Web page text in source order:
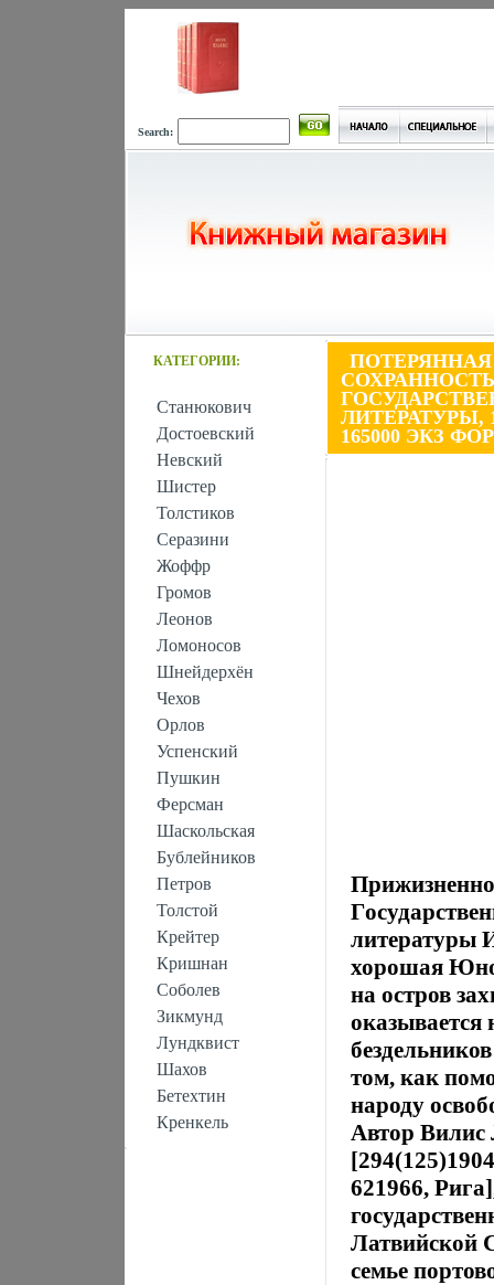
Search:
КАТЕГОРИИ:
Станюкович
Достоевский
Невский
Шистер
Толстиков
Серазини
Жоффр
Громов
Леонов
Ломоносов
Шнейдерхён
Чехов
Орлов
Успенский
Пушкин
Ферсман
Шаскольская
Бублейников
Петров
Толстой
Крейтер
Кришнан
Соболев
Зикмунд
Лундквист
Шахов
Бетехтин
Кренкель
ЛИТЕРАТУРЫ,
165000 ЭКЗ
литературы
хорошая
на остров
оказывается
том, как
народу
Автор Вилис
621966,
Латвийской
семье